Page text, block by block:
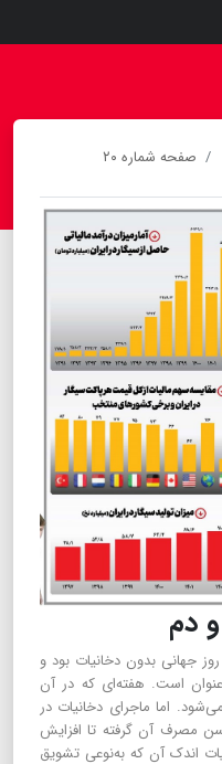
صفحه شماره ۲۰
دم
جهانی بدون دخانیات بود و
است. هفته‌ای که در آن
اما ماجرای دخانیات در
مصرف آن گرفته تا افزایش
اندک آن که به‌نوعی تشویق